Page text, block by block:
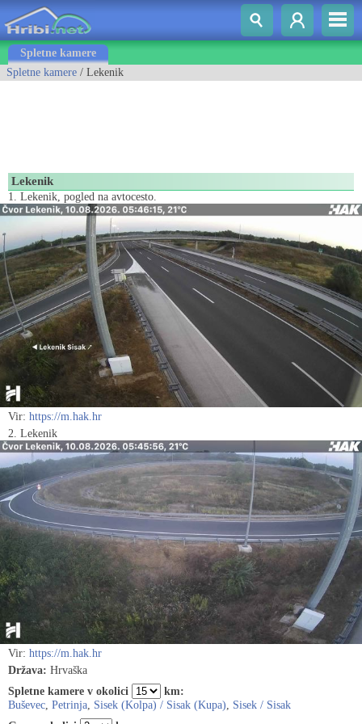
Spletne kamere
Spletne kamere / Lekenik
Lekenik
1. Lekenik, pogled na avtocesto.
Vir: https://m.hak.hr
2. Lekenik
Vir: https://m.hak.hr
Država: Hrvaška
Spletne kamere v okolici
km:
Buševec, Petrinja, Sisek (Kolpa) / Sisak (Kupa), Sisek / Sisak